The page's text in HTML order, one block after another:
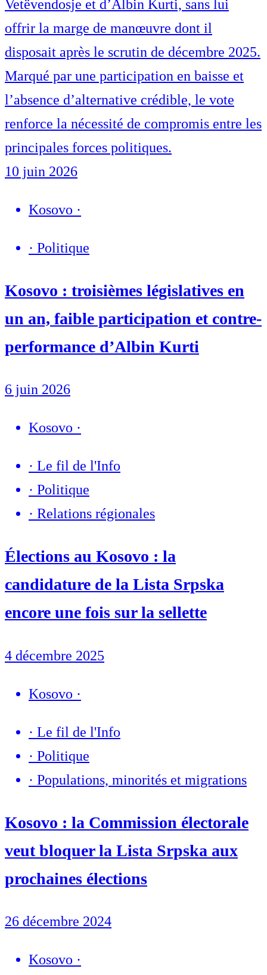
Vetëvendosje et d’Albin Kurti, sans lui
offrir la marge de manœuvre dont il
disposait après le scrutin de décembre 2025.
Marqué par une participation en baisse et
l’absence d’alternative crédible, le vote
renforce la nécessité de compromis entre les
principales forces politiques.
10 juin 2026
Kosovo ·
· Politique
Kosovo : troisièmes législatives en
un an, faible participation et contre-
performance d’Albin Kurti
6 juin 2026
Kosovo ·
· Le fil de l'Info
· Politique
· Relations régionales
Élections au Kosovo : la
candidature de la Lista Srpska
encore une fois sur la sellette
4 décembre 2025
Kosovo ·
· Le fil de l'Info
· Politique
· Populations, minorités et migrations
Kosovo : la Commission électorale
veut bloquer la Lista Srpska aux
prochaines élections
26 décembre 2024
Kosovo ·